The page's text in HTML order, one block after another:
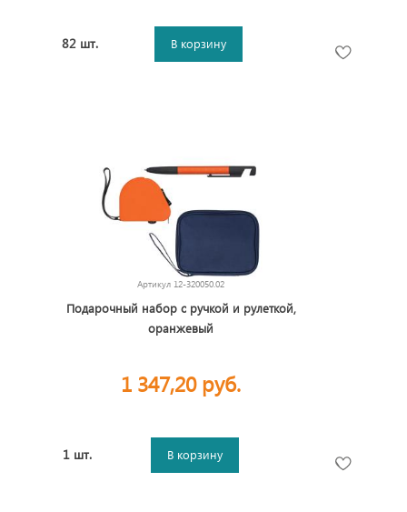
82 шт. В корзину
Артикул 12-320050.02
Подарочный набор с ручкой и рулеткой,
оранжевый
1 347,20 руб.
1 шт. В корзину